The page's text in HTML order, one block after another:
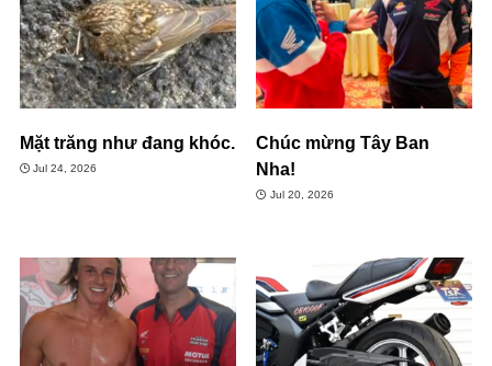
Mặt trăng như đang khóc.
Jul 24, 2026
Chúc mừng Tây Ban
Nha!
Jul 20, 2026